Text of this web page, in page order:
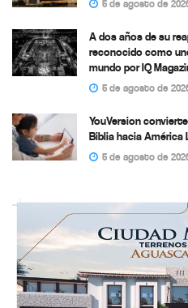
5 de agosto de
A dos años de su
reconocido como
mundo por IQ
5 de agosto de
YouVersion
Biblia hacia América
5 de agosto de